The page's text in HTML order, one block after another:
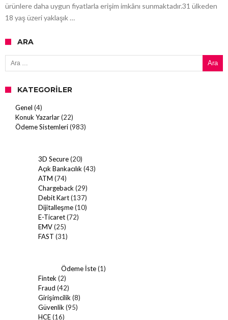
ürünlere daha uygun fiyatlarla erişim imkânı sunmaktadır.31 ülkeden
18 yaş üzeri yaklaşık …
ARA
Arama:
KATEGORILER
Genel (4)
Konuk Yazarlar(22)
Ödeme Sistemleri(983)
3D Secure(20)
Açık Bankacılık (43)
ATM (74)
Chargeback (29)
Debit Kart(137)
Dijitalleşme(10)
E-Ticaret(72)
EMV(25)
FAST (31)
Ödeme İste(1)
Fintek (2)
Fraud (42)
Girişimcilik (8)
Güvenlik (95)
HCE(16)